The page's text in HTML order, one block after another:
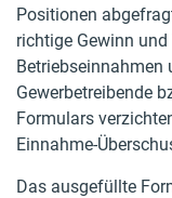
Positionen
richtige Gewinn
Betriebseinnahmen
Gewerbetreibende
Formulars
Einnahme-
Das ausgefüllte